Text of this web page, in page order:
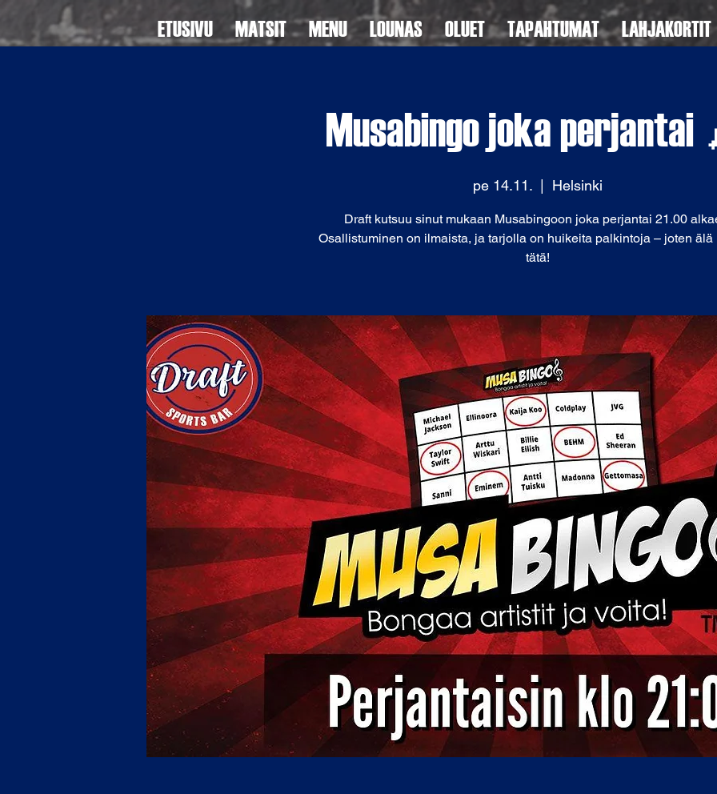
ETUSIVU MATSIT MENU LOUNAS OLUET TAPAHTUMAT LAHJAKORTIT
Musabingo joka perjantai
pe 14.11. Helsinki
Draft kutsuu sinut mukaan Musabingoon joka perjantai 21.00
Osallistuminen on ilmaista, ja tarjolla on huikeita palkintoja – joten älä